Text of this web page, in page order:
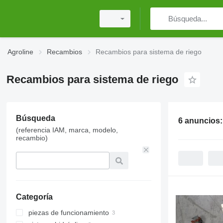
Agroline Recambios Recambios para sistema de riego
Recambios para sistema de riego
Búsqueda
(referencia IAM, marca, modelo,
recambio)
Categoría
piezas de funcionamiento
6 anuncios: